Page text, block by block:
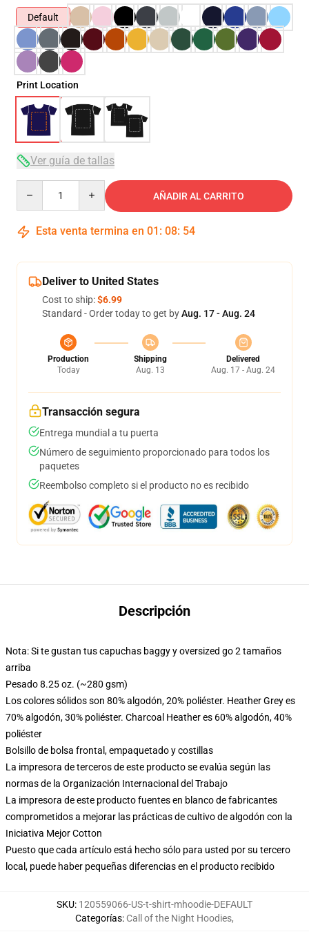
Default
Print Location
Ver guía de tallas
AÑADIR AL CARRITO
Esta venta termina en 01 : 08: 53
Deliver to United States
Cost to ship:$6.99
Standard - Order today to get byAug. 17 - Aug. 24
Production
Today
Shipping
Aug. 13
Delivered
Aug. 17 - Aug. 24
Transacción segura
Entrega mundial a tu puerta
Número de seguimiento proporcionado para todos los
paquetes
Reembolso completo si el producto no es recibido
Descripción
Nota: Si te gustan tus capuchas baggy y oversized go 2 tamaños
arriba
Pesado 8.25 oz. (~280 gsm)
Los colores sólidos son 80% algodón, 20% poliéster. Heather Grey es
70% algodón, 30% poliéster. Charcoal Heather es 60% algodón, 40%
poliéster
Bolsillo de bolsa frontal, empaquetado y costillas
La impresora de terceros de este producto se evalúa según las
normas de la Organización Internacional del Trabajo
La impresora de este producto fuentes en blanco de fabricantes
comprometidos a mejorar las prácticas de cultivo de algodón con la
Iniciativa Mejor Cotton
Puesto que cada artículo está hecho sólo para usted por su tercero
local, puede haber pequeñas diferencias en el producto recibido
SKU: 120559066-US-t-shirt-mhoodie-DEFAULT
Categorías: Call of the Night Hoodies,